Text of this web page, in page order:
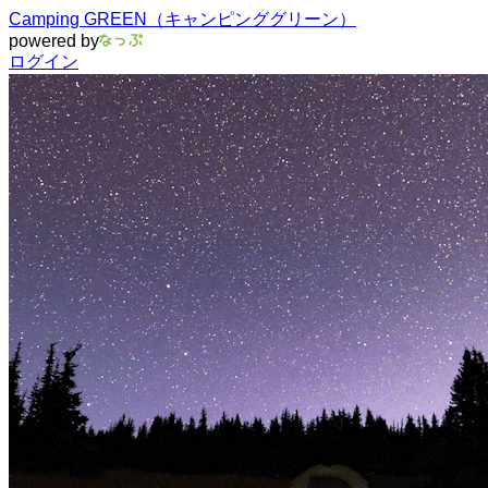
Camping GREEN（キャンピンググリーン）
powered by
ログイン